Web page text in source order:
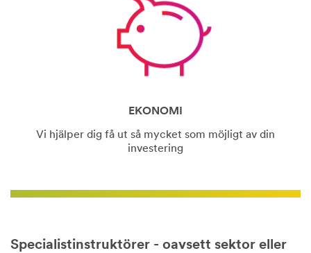
EKONOMI
Vi hjälper dig få ut så mycket som möjligt av din
investering
Specialistinstruktörer - oavsett sektor eller